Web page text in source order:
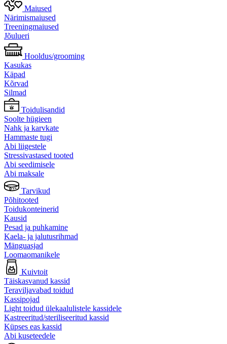
Maiused
Närimismaiused
Treeningmaiused
Jõulueri
Hooldus/grooming
Kasukas
Käpad
Kõrvad
Silmad
Toidulisandid
Soolte hügieen
Nahk ja karvkate
Hammaste tugi
Abi liigestele
Stressivastased tooted
Abi seedimisele
Abi maksale
Tarvikud
Põhitooted
Toidukonteinerid
Kausid
Pesad ja puhkamine
Kaela- ja jalutusrihmad
Mänguasjad
Loomaomanikele
Kuivtoit
Täiskasvanud kassid
Teraviljavabad toidud
Kassipojad
Light toidud ülekaalulistele kassidele
Kastreeritud/steriliseeritud kassid
Küpses eas kassid
Abi kuseteedele